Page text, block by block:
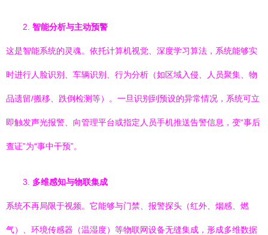
2. 智能分析与主动预警
这是智能系统的灵魂。依托计算机视觉、深度学习算法，系统能够实
时进行人脸识别、车辆识别、行为分析（如区域入侵、人员聚集、物
品遗留/搬移、跌倒检测等）。一旦识别到预设的异常情况，系统可立
即触发声光报警、向管理平台或指定人员手机推送告警信息，变“事后
查证”为“事中干预”。
3. 多维感知与物联集成
系统不再局限于视频。它能够与门禁、报警探头（红外、烟感、燃
气）、环境传感器（温湿度）等物联网设备无缝集成，形成多维数据